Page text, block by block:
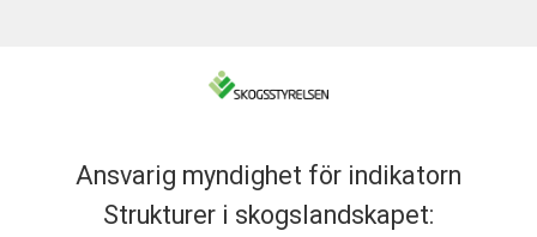
Ansvarig myndighet för indikatorn
Strukturer i skogslandskapet: